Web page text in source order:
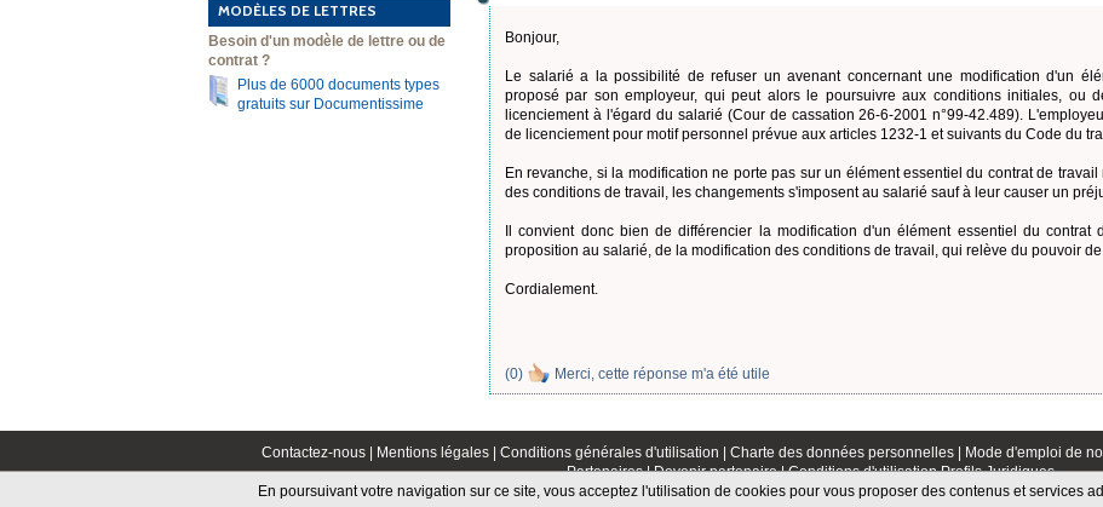
MODÈLES DE LETTRES
Besoin d'un modèle de lettre ou de
contrat ?
Plus de 6000 documents types
gratuits sur Documentissime
Bonjour,
Le salarié a la possibilité de refuser un avenant concernant une modification d'un
proposé par son employeur, qui peut alors le poursuivre aux conditions initiales, ou
licenciement à l'égard du salarié (Cour de cassation 26-6-2001 n°99-42.489).
de licenciement pour motif personnel prévue aux articles 1232-1 et suivants du Code du
En revanche, si la modification ne porte pas sur un élément essentiel du contrat de
des conditions de travail, les changements s'imposent au salarié sauf à leur causer un
Il convient donc bien de différencier la modification d'un élément essentiel du
proposition au salarié, de la modification des conditions de travail, qui relève du pouvoir
Cordialement.
(0) Merci, cette réponse m'a été utile
En poursuivant votre navigation sur ce site, vous acceptez l'utilisation de cookies pour vous proposer des contenus et services
Contactez-nous | Mentions légales | Conditions générales d'utilisation | Charte des données personnelles | Mode d'emploi de
Partenaires |Devenir partenaire |Conditions d'utilisation Profils Juridiques